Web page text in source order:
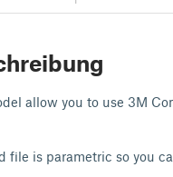
allow you to use 3M
file is parametric so you